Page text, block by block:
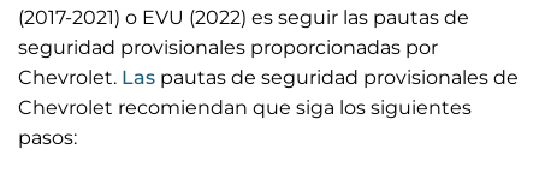
(2017-2021) o EVU (2022) es seguir las pautas de
seguridad provisionales proporcionadas por
Chevrolet. Las pautas de seguridad provisionales de
Chevrolet recomiendan que siga los siguientes
pasos: